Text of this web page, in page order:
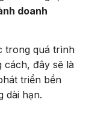
doanh
trong quá trình
cách, đây sẽ là
triển bền
dài hạn.